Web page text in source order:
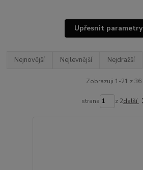
Upřesnit parametry
Nejnovější Nejlevnější Nejdražší
Zobrazuji 1-21 z 36
strana z 2další